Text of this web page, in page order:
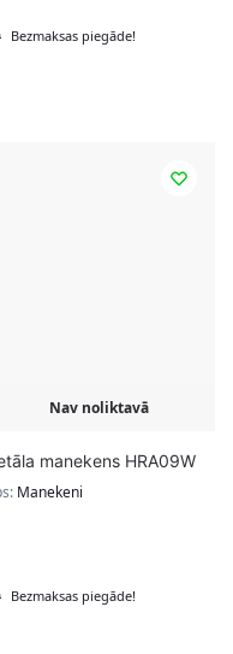
Bezmaksas piegāde!
Nav noliktavā
manekens HRA09W
Manekeni
Bezmaksas piegāde!